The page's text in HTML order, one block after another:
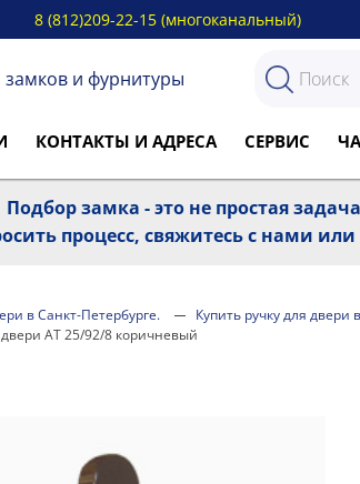
8 (812)209-22-15 (многоканальный)
и фурнитуры
КОНТАКТЫ И АДРЕСА СЕРВИС
Подбор замка - это не простая
процесс, свяжитесь с нами
в Санкт-Петербурге. Купить ручку для двери
AT 25/92/8 коричневый